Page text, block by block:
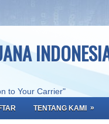
to Your Carrier"
TENTANG KAMI »